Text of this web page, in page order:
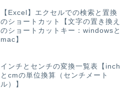
【Excel】エクセルでの検索と置換
のショートカット【文字の置き換え
のショートカットキー：windowsと
mac】
インチとセンチの変換一覧表【inch
とcmの単位換算（センチメート
ル）】